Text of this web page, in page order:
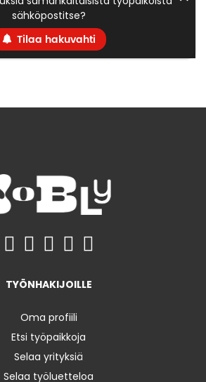
sähköpostitse?
Tilaa hakuvahti
TYÖNHAKIJOILLE
Oma profiili
Etsi työpaikkoja
Selaa yrityksiä
Selaa työluetteloa